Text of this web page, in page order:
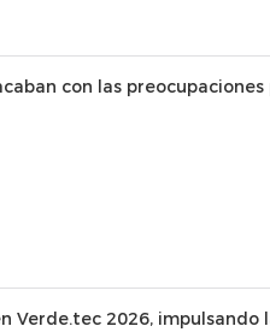
con las
2026, impulsando